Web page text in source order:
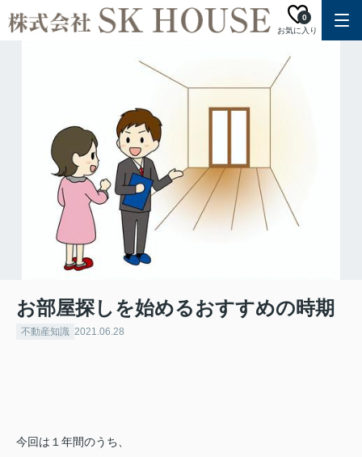
お気に入り
0
お部屋探しを始めるおすすめの時期
不動産知識 2021.06.28
今回は１年間のうち、